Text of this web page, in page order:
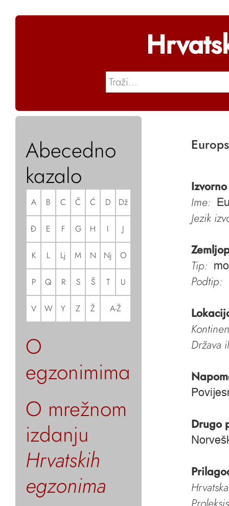
Abecedno
kazalo
A B C Č Ć D Dž
Đ E F G H I J
K L Lj M N Nj O
P Q R S Š T U
V W Y Z Ž A-Ž
O
egzonimima
O mrežnom
izdanju
Hrvatskih
egzonima
Ime:
Jezik
Tip:
Podtip:
Država
Drugo